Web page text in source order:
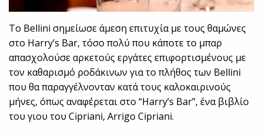
Το Bellini σημείωσε άμεση επιτυχία με τους θαμώνες
στο Harry’s Bar, τόσο πολύ που κάποτε το μπαρ
απασχολούσε αρκετούς εργάτες επιφορτισμένους με
τον καθαρισμό ροδάκινων για το πλήθος των Bellini
που θα παραγγέλνονταν κατά τους καλοκαιρινούς
μήνες, όπως αναφέρεται στο “Harry’s Bar”, ένα βιβλίο
του γιου του Cipriani, Arrigo Cipriani.